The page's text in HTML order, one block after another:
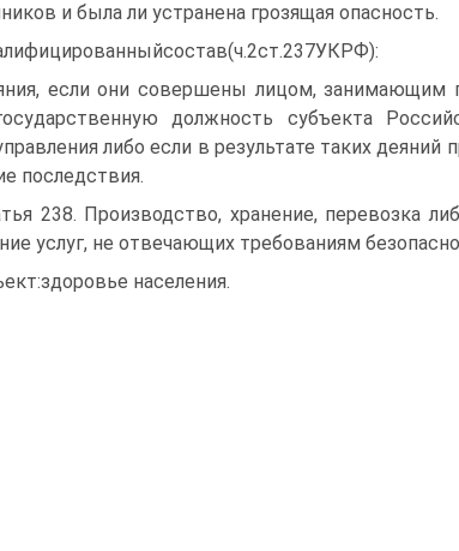
и была ли устранена грозящая опасность.
если они совершены лицом, занимающим
должность субъекта
либо если в результате таких
последствия.
238. Производство, хранение, перевозка
услуг, не отвечающих требованиям
населения.